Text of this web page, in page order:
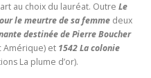
au choix du lauréat. Outre Le
le meurtre de sa femme deux
destinée de Pierre Boucher
Amérique) et 1542 La colonie
La plume d’or).